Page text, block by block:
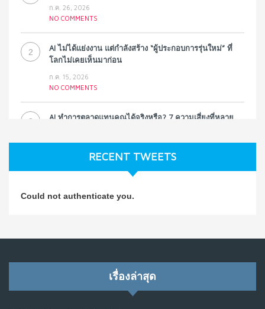
ก.ค. 26, 2026
NO COMMENTS
2
AI ไม่ได้แย่งงาน แต่กำลังสร้าง “ผู้ประกอบการรุ่นใหม่” ที่
โลกไม่เคยเห็นมาก่อน
ก.ค. 15, 2026
NO COMMENTS
3
AI ทำการตลาดแทนคุณได้จริงหรือ? 7 ความเสี่ยงที่หลาย
NO COMMENTS
Koe ในแบบอาจารย์บอม
รัฐอาจเป็นจุดเริ่มต้นของ “ขบวนการประท้วงดิจิทัล” ครั้งใหม่
RECENT TWEETS
Could not authenticate you.
เรื่องล่าสุด